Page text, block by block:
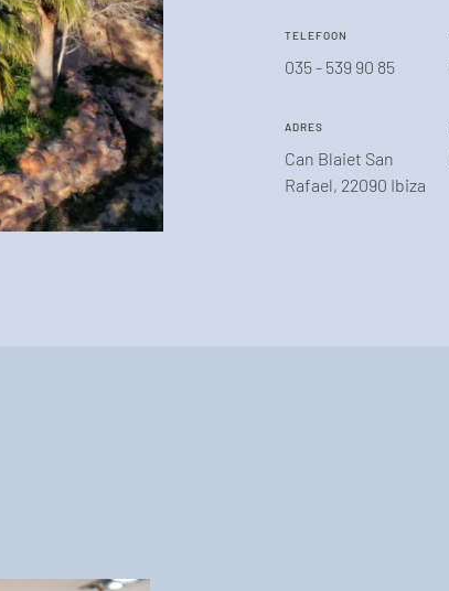
TELEFOON
035 - 539 90 85
ADRES
Can Blaiet San
Rafael, 22090 Ibiza